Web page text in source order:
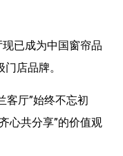
已成为中国窗帘品
店品牌。
厅”始终不忘初
心共分享”的价值观